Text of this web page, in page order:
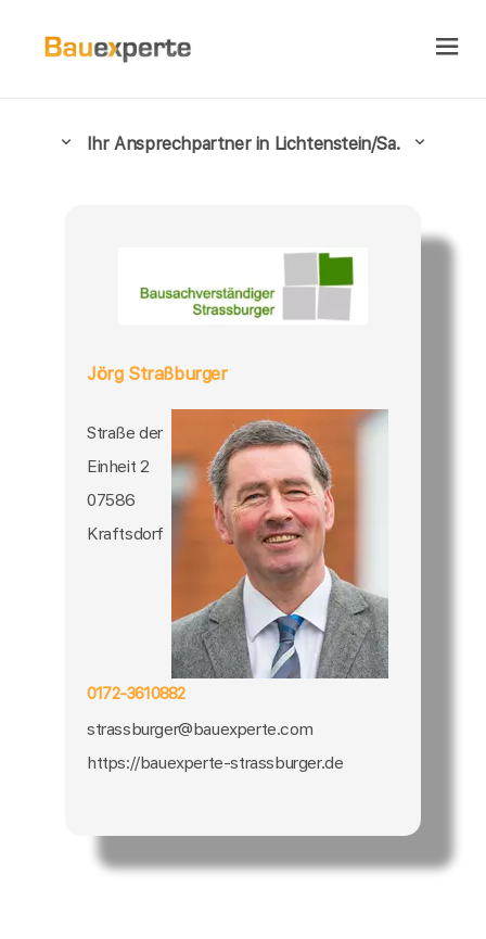
Ihr Ansprechpartner in Lichtenstein/Sa.
Jörg Straßburger
Straße der
Einheit 2
07586
Kraftsdorf
0172-3610882
strassburger@bauexperte.com
https://bauexperte-strassburger.de